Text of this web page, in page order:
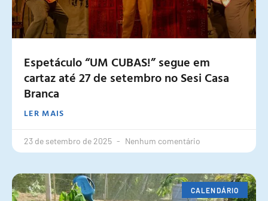
Espetáculo “UM CUBAS!” segue em
cartaz até 27 de setembro no Sesi Casa
Branca
LER MAIS
23 de setembro de 2025 Nenhum comentário
CALENDÁRIO